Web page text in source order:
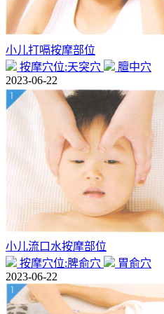
小儿打嗝按摩部位
按摩穴位:天突穴
膻中穴
2023-06-22
小儿流口水按摩部位
按摩穴位:脾俞穴
胃俞穴
2023-06-22